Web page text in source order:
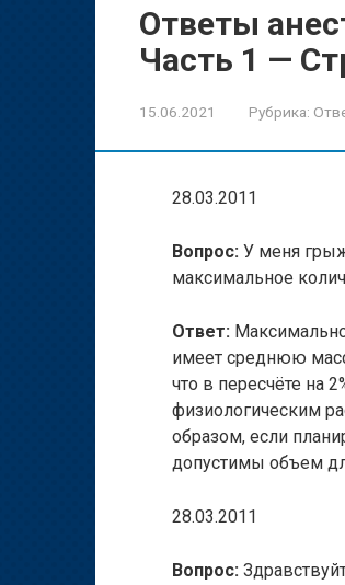
Ответы
Часть 1 —
15.06.2021 Рубрика:
28.03.2011
Вопрос: У меня
максимальное
Ответ:
имеет среднюю
что в пересчёте на
физиологическим
образом, если
допустимы объем
28.03.2011
Вопрос: